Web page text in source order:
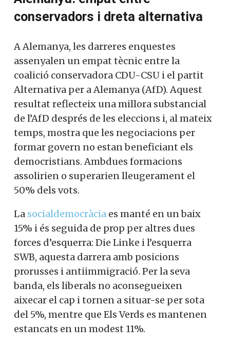
Alemanya: empat entre
conservadors i dreta alternativa
A Alemanya, les darreres enquestes
assenyalen un empat tècnic entre la
coalició conservadora CDU-CSU i el partit
Alternativa per a Alemanya (AfD). Aquest
resultat reflecteix una millora substancial
de l’AfD després de les eleccions i, al
mateix temps, mostra que les
negociacions per formar govern no estan
beneficiant els democristians. Ambdues
formacions assolirien o superarien
Lasocialdemocràcia
es manté en un baix
15% i és seguida de prop per altres dues
forces d’esquerra: Die Linke i l’esquerra
SWB, aquesta darrera amb posicions
prorusses i antiimmigració. Per la seva
banda, els liberals no aconsegueixen
aixecar el cap i tornen a situar-se per sota
del 5%, mentre que Els Verds es mantenen